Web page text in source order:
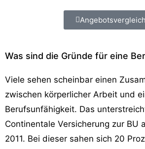
Angebotsvergleich
Was sind die Gründe für eine
Viele sehen scheinbar einen
zwischen körperlicher Arbeit und
Berufsunfähigkeit. Das
Continentale Versicherung zur BU
2011. Bei dieser sahen sich 20